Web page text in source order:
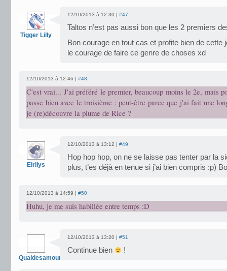
Tigger Lilly
12/10/2013 à 12:30 | #47
Taltos n’est pas aussi bon que les 2 premiers
Bon courage en tout cas et profite bien de cette
le courage de faire ce genre de choses xd
12/10/2013 à 12:46 | #48
C'est vrai... J'ai préféré le premier, beaucoup moins le 2e, mais
passe bien avec le troisième : peut-être parce que j'ai fait une
je (re)découvre la plume de Rice ?
Eirilys
12/10/2013 à 13:12 | #49
Hop hop hop, on ne se laisse pas tenter par la
plus, t’es déjà en tenue si j’ai bien compris :p)
12/10/2013 à 14:59 | #50
Huhu, je me suis habillée entre temps :D
Quaidesamoureux
12/10/2013 à 13:20 | #51
Continue bien !